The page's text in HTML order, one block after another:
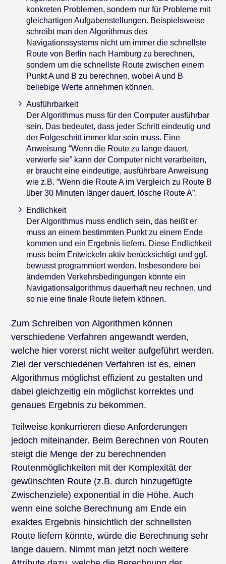
konkreten Problemen, sondern nur für Probleme mit
gleichartigen Aufgabenstellungen. Beispielsweise
schreibt man den Algorithmus des
Navigationssystems nicht um immer die schnellste
Route von Berlin nach Hamburg zu berechnen,
sondern um die schnellste Route zwischen einem
Punkt A und B zu berechnen, wobei A und B
beliebige Werte annehmen können.
Ausführbarkeit
Der Algorithmus muss für den Computer ausführbar
sein. Das bedeutet, dass jeder Schritt eindeutig und
der Folgeschritt immer klar sein muss. Eine
Anweisung “Wenn die Route zu lange dauert,
verwerfe sie” kann der Computer nicht verarbeiten,
er braucht eine eindeutige, ausführbare Anweisung
wie z.B. “Wenn die Route A im Vergleich zu Route B
über 30 Minuten länger dauert, lösche Route A”.
Endlichkeit
Der Algorithmus muss endlich sein, das heißt er
muss an einem bestimmten Punkt zu einem Ende
kommen und ein Ergebnis liefern. Diese Endlichkeit
muss beim Entwickeln aktiv berücksichtigt und ggf.
bewusst programmiert werden. Insbesondere bei
ändernden Verkehrsbedingungen könnte ein
Navigationsalgorithmus dauerhaft neu rechnen, und
so nie eine finale Route liefern können.
Zum Schreiben von Algorithmen können
verschiedene Verfahren angewandt werden,
welche hier vorerst nicht weiter aufgeführt werden.
Ziel der verschiedenen Verfahren ist es, einen
Algorithmus möglichst effizient zu gestalten und
dabei gleichzeitig ein möglichst korrektes und
genaues Ergebnis zu bekommen.
Teilweise konkurrieren diese Anforderungen
jedoch miteinander. Beim Berechnen von Routen
steigt die Menge der zu berechnenden
Routenmöglichkeiten mit der Komplexität der
gewünschten Route (z.B. durch hinzugefügte
Zwischenziele) exponential in die Höhe. Auch
wenn eine solche Berechnung am Ende ein
exaktes Ergebnis hinsichtlich der schnellsten
Route liefern könnte, würde die Berechnung sehr
lange dauern. Nimmt man jetzt noch weitere